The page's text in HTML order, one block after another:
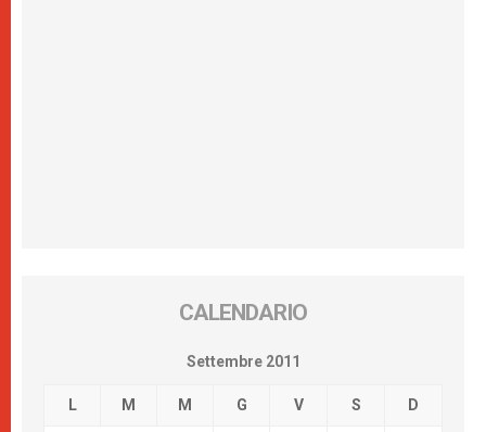
CALENDARIO
Settembre 2011
L M M G V S D